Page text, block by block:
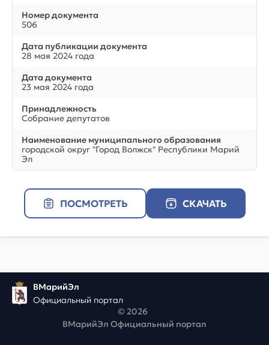
Номер документа
506
Дата публикации документа
28 мая 2024 года
Дата документа
23 мая 2024 года
Принадлежность
Собрание депутатов
Наименование муниципального образования
городской округ "Город Волжск" Республики Марий
Эл
ПОСМОТРЕТЬ СКАЧАТЬ
ВМарийЭл
Официальный портал
© 2026
ВМарийЭл Официальный портал